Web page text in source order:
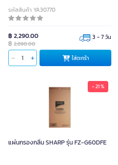
รหัสสินค้า YA30770
฿ 2,290.00
฿ 2,890.00
3 - 7 วัน
ใส่ตะกร้า
- 21 %
แผ่นกรองกลิ่น SHARP รุ่น FZ-G60DFE